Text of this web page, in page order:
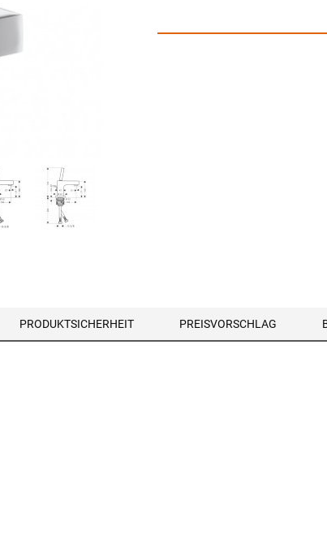
PRODUKTSICHERHEIT PREISVORSCHLAG